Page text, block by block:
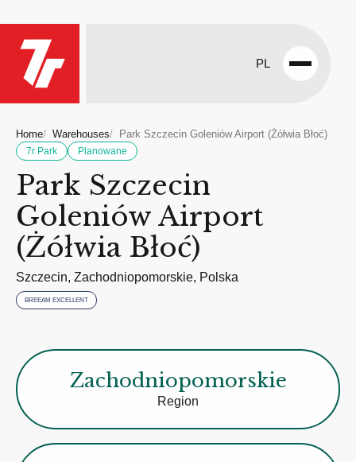
PL
Open
Home Warehouses Park Szczecin Goleniów Airport (Żółwia Błoć)
7r Park Planowane
Park Szczecin
Goleniów Airport
(Żółwia Błoć)
Szczecin, Zachodniopomorskie, Polska
BREEAM EXCELLENT
Zachodniopomorskie
Region